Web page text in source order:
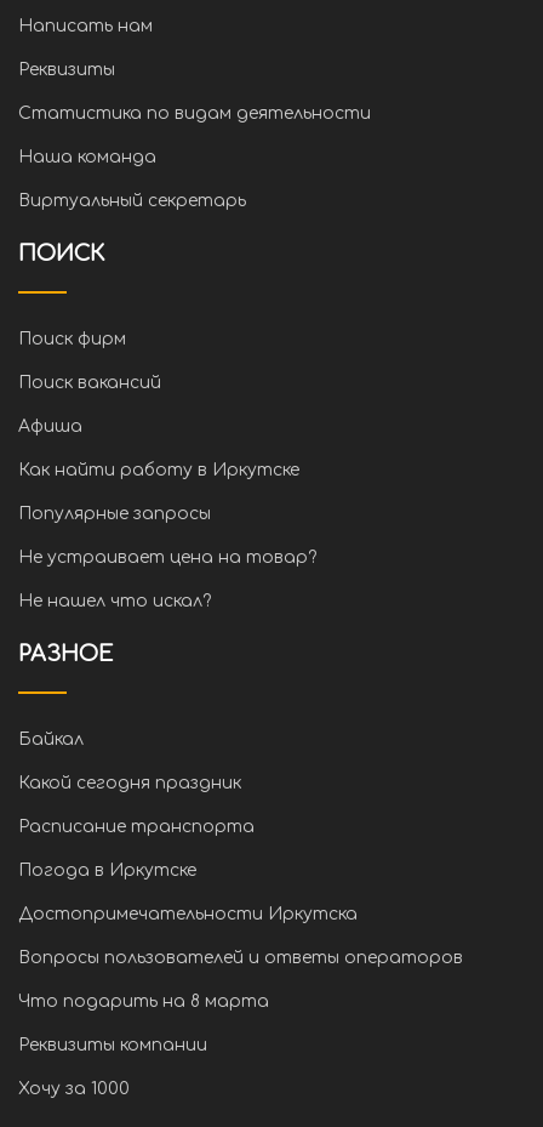
Написать нам
Реквизиты
Статистика по видам деятельности
Наша команда
Виртуальный секретарь
ПОИСК
Поиск фирм
Поиск вакансий
Афиша
Как найти работу в Иркутске
Популярные запросы
Не устраивает цена на товар?
Не нашел что искал?
РАЗНОЕ
Байкал
Какой сегодня праздник
Расписание транспорта
Погода в Иркутске
Достопримечательности Иркутска
Вопросы пользователей и ответы операторов
Что подарить на 8 марта
Реквизиты компании
Хочу за 1000